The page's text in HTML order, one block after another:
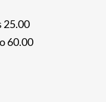
25.00
60.00